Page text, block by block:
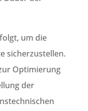
um die
sicherzustellen.
Optimierung
der